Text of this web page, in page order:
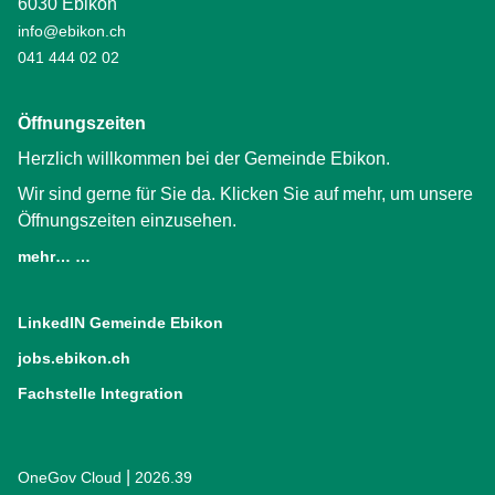
6030 Ebikon
info@ebikon.ch
041 444 02 02
Öffnungszeiten
Herzlich willkommen bei der Gemeinde Ebikon.
Wir sind gerne für Sie da. Klicken Sie auf mehr, um unsere
Öffnungszeiten einzusehen.
mehr… …
LinkedIN Gemeinde Ebikon
jobs.ebikon.ch
Fachstelle Integration
OneGov Cloud (External Link)
2026.39